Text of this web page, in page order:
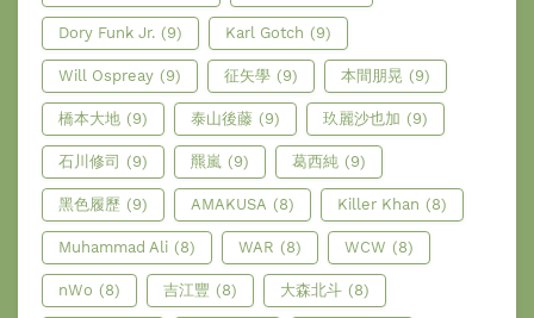
Dory Funk Jr. (9) Karl Gotch (9)
Will Ospreay (9) 征矢學 (9) 本間朋晃 (9)
橋本大地 (9) 泰山後藤 (9) 玖麗沙也加 (9)
石川修司 (9) 羆嵐 (9) 葛西純 (9)
黑色履歷 (9) AMAKUSA (8) Killer Khan (8)
Muhammad Ali (8) WAR (8) WCW (8)
nWo (8) 吉江豐 (8) 大森北斗 (8)